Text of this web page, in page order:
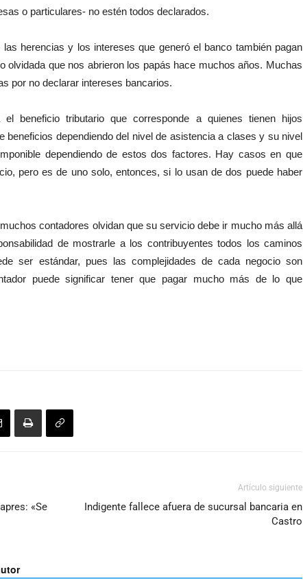
o particulares- no estén todos declarados.
herencias y los intereses que generó el banco también pagan
olvidada que nos abrieron los papás hace muchos años. Muchas
por no declarar intereses bancarios.
beneficio tributario que corresponde a quienes tienen hijos
beneficios dependiendo del nivel de asistencia a clases y su nivel
dependiendo de estos dos factores. Hay casos en que
pero es de uno solo, entonces, si lo usan de dos puede haber
contadores olvidan que su servicio debe ir mucho más allá
de mostrarle a los contribuyentes todos los caminos
ser estándar, pues las complejidades de cada negocio son
puede significar tener que pagar mucho más de lo que
«Se
Artículo siguiente
Indigente fallece afuera de sucursal bancaria en
Castro